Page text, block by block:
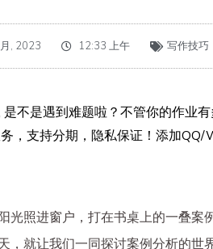
, 2023 12:33 上午 写作技巧
是不是遇到难题啦？不管你的作业
，支持分期，隐私保证！添加
光照进窗户，打在书桌上的一叠案
，就让我们一同探讨案例分析的世